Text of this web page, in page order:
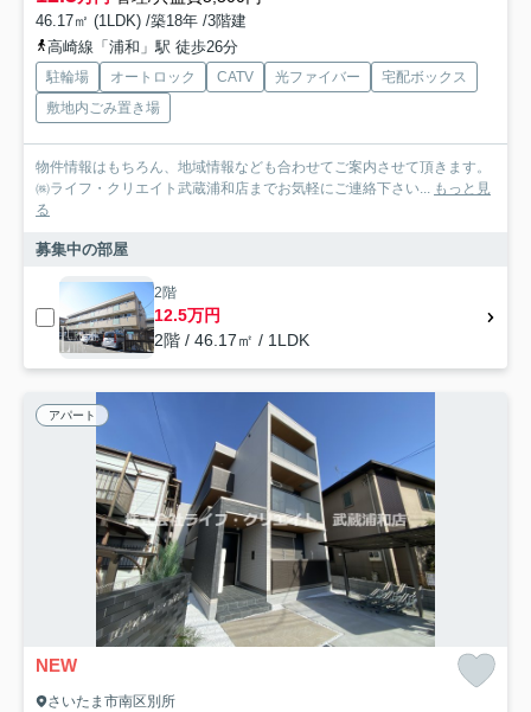
46.17㎡ (1LDK) /築18年 /3階建
高崎線「浦和」駅 徒歩26分
駐輪場 オートロック CATV 光ファイバー
宅配ボックス
敷地内ごみ置き場
物件情報はもちろん、地域情報なども合わせてご案内させて頂きます。
㈱ライフ・クリエイト武蔵浦和店までお気軽にご連絡下さい... もっと見
る
募集中の部屋
2階
12.5万円
2階 / 46.17㎡ / 1LDK
アパート
NEW
さいたま市南区別所